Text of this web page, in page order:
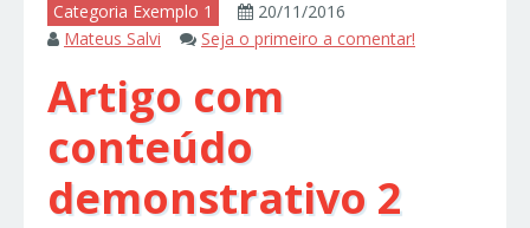
Categoria Exemplo 1
20/11/2016
Mateus Salvi
Seja o primeiro a comentar!
Artigo com
conteúdo
demonstrativo 2